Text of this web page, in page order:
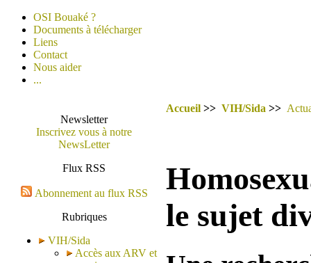
OSI Bouaké ?
Documents à télécharger
Liens
Contact
Nous aider
...
Newsletter
Inscrivez vous à notre
NewsLetter
Flux RSS
Abonnement au flux RSS
Rubriques
VIH/Sida
Accès aux ARV et
Accueil >> VIH/Sida >>
le sujet